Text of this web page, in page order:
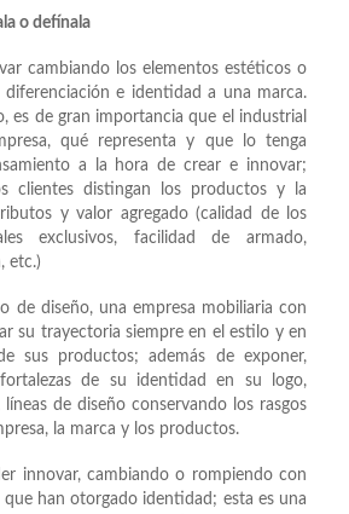
o defínala
cambiando los elementos estéticos o
e identidad a una marca.
es de gran importancia que el industrial
qué representa y que lo tenga
a la hora de crear e innovar;
clientes distingan los productos y la
y valor agregado (calidad de los
exclusivos, facilidad de armado,
etc.)
de diseño, una empresa mobiliaria con
su trayectoria siempre en el estilo y en
sus productos; además de exponer,
de su identidad en su logo,
líneas de diseño conservando los rasgos
la marca y los productos.
innovar, cambiando o rompiendo con
han otorgado identidad; esta es una